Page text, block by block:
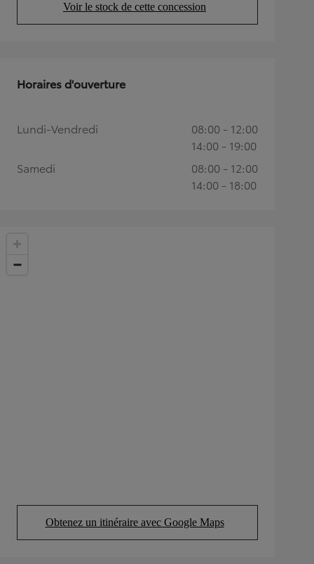
Voir le stock de cette concession
(Opens in new tab)
Obtenez un itinéraire avec Google Maps
(Opens in new tab)
Horaires d'ouverture
Lundi-Vendredi
08:00 - 12:00
14:00 - 19:00
Samedi
08:00 - 12:00
14:00 - 18:00